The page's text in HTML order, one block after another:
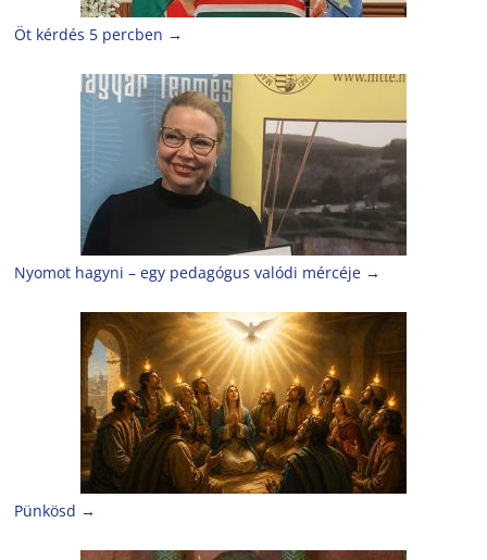
Öt kérdés 5 percben →
Nyomot hagyni – egy pedagógus valódi mércéje →
Pünkösd →